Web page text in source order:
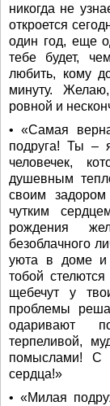
никогда не
откроется
один год, еще
тебе будет,
любить, кому
минуту.
ровной и
• «Самая
подруга! Ты –
человечек,
душевным
своим задором
чутким
рождения
безоблачного
уюта в доме и
тобой
щебечут у
проблемы
одаривают
терпеливой,
помыслами! С
сердца!»
• «Милая